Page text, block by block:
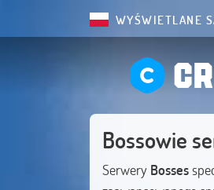
WYŚWIETLANE
Bossowie
Serwery Bosses